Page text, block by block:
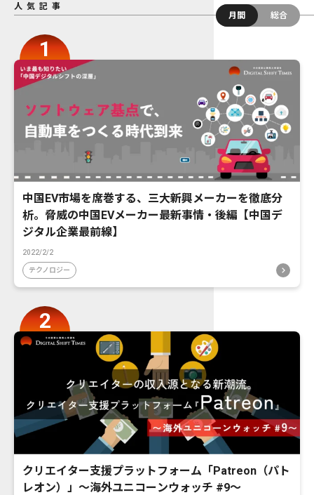
人気記事
月間
総合
中国EV市場を席巻する、三大新興メーカーを徹底分
析。脅威の中国EVメーカー最新事情・後編【中国デ
ジタル企業最前線】
2022/2/2
テクノロジー
クリエイター支援プラットフォーム「Patreon（パト
レオン）」〜海外ユニコーンウォッチ #9〜